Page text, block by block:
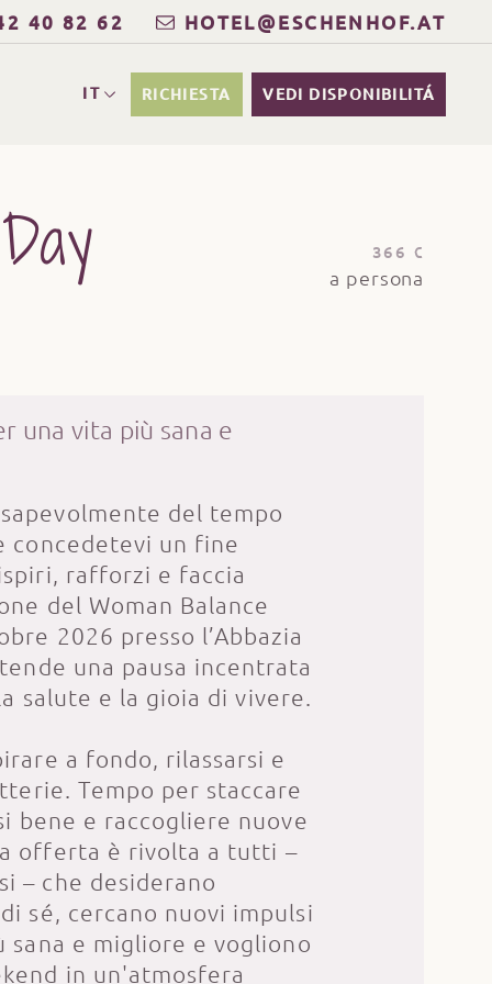
40 82 62 HOTEL@ESCHENHOF.AT
IT RICHIESTA VEDI DISPONIBILITÁ
366 €
a persona
una vita più sana e
del tempo
concedetevi un fine
rafforzi e faccia
del Woman Balance
2026 presso l’Abbazia
una pausa incentrata
salute e la gioia di vivere.
a fondo, rilassarsi e
Tempo per staccare
bene e raccogliere nuove
offerta è rivolta a tutti –
– che desiderano
sé, cercano nuovi impulsi
sana e migliore e vogliono
in un'atmosfera